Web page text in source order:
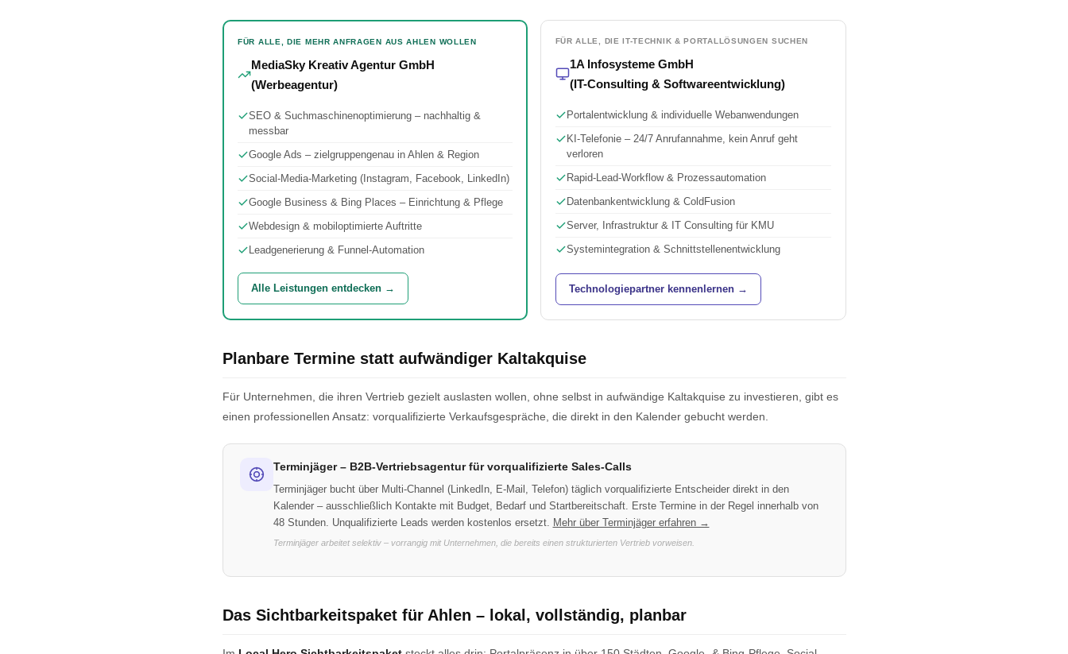
FÜR ALLE, DIE MEHR ANFRAGEN AUS AHLEN WOLLEN
MediaSky Kreativ Agentur GmbH
(Werbeagentur)
SEO & Suchmaschinenoptimierung – nachhaltig &
messbar
Google Ads – zielgruppengenau in Ahlen & Region
Social-Media-Marketing (Instagram, Facebook, LinkedIn)
Google Business & Bing Places – Einrichtung & Pflege
Webdesign & mobiloptimierte Auftritte
Leadgenerierung & Funnel-Automation
Alle Leistungen entdecken →
FÜR ALLE, DIE IT-TECHNIK & PORTALLÖSUNGEN SUCHEN
1A Infosysteme GmbH
(IT-Consulting & Softwareentwicklung)
Portalentwicklung & individuelle Webanwendungen
KI-Telefonie – 24/7 Anrufannahme, kein Anruf geht
verloren
Rapid-Lead-Workflow & Prozessautomation
Datenbankentwicklung & ColdFusion
Server, Infrastruktur & IT Consulting für KMU
Systemintegration & Schnittstellenentwicklung
Technologiepartner kennenlernen →
Planbare Termine statt aufwändiger Kaltakquise
Für Unternehmen, die ihren Vertrieb gezielt auslasten wollen, ohne selbst in aufwändige Kaltakquise zu investieren, gibt es
einen professionellen Ansatz: vorqualifizierte Verkaufsgespräche, die direkt in den Kalender gebucht werden.
Terminjäger – B2B-Vertriebsagentur für vorqualifizierte Sales-Calls
Terminjäger bucht über Multi-Channel (LinkedIn, E-Mail, Telefon) täglich vorqualifizierte Entscheider direkt in den
Kalender – ausschließlich Kontakte mit Budget, Bedarf und Startbereitschaft. Erste Termine in der Regel innerhalb von
48 Stunden. Unqualifizierte Leads werden kostenlos ersetzt. Mehr über Terminjäger erfahren →
Terminjäger arbeitet selektiv – vorrangig mit Unternehmen, die bereits einen strukturierten Vertrieb vorweisen.
Das Sichtbarkeitspaket für Ahlen – lokal, vollständig, planbar